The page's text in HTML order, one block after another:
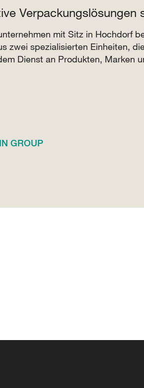
Verpackungslösungen
mit Sitz in Hochdorf
zwei spezialisierten Einheiten,
Dienst an Produkten, Marken
GROUP